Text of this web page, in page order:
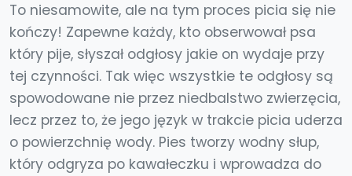
To niesamowite, ale na tym proces picia się nie
kończy! Zapewne każdy, kto obserwował psa
który pije, słyszał odgłosy jakie on wydaje przy
tej czynności. Tak więc wszystkie te odgłosy są
spowodowane nie przez niedbalstwo zwierzęcia,
lecz przez to, że jego język w trakcie picia uderza
o powierzchnię wody. Pies tworzy wodny słup,
który odgryza po kawałeczku i wprowadza do